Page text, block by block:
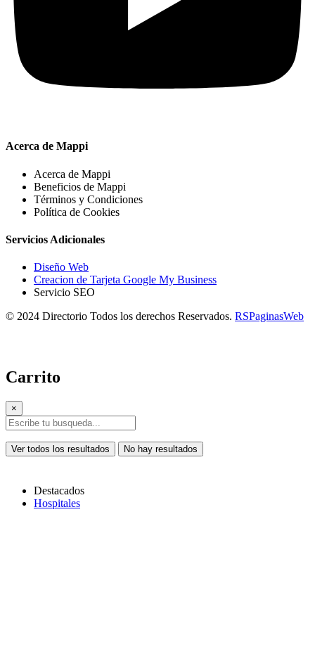
Acerca de Mappi
Acerca de Mappi
Beneficios de Mappi
Términos y Condiciones
Política de Cookies
Servicios Adicionales
Diseño Web
Creacion de Tarjeta Google My Business
Servicio SEO
© 2024 Directorio Todos los derechos Reservados. RSPaginasWeb
Carrito
×
Ver todos los resultados No hay resultados
Destacados
Hospitales